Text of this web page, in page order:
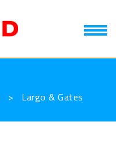
> Largo & Gates